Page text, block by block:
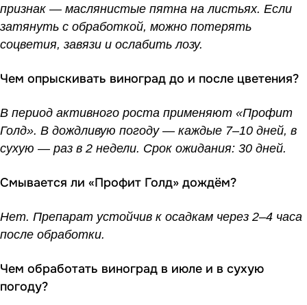
признак — маслянистые пятна на листьях. Если
затянуть с обработкой, можно потерять
соцветия, завязи и ослабить лозу.
Чем опрыскивать виноград до и после цветения?
В период активного роста применяют «Профит
Голд». В дождливую погоду — каждые 7–10 дней, в
сухую — раз в 2 недели. Срок ожидания: 30 дней.
Смывается ли «Профит Голд» дождём?
Нет. Препарат устойчив к осадкам через 2–4 часа
после обработки.
Чем обработать виноград в июле и в сухую
погоду?